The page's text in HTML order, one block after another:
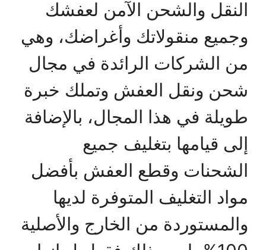
النقل والشحن الآمن لعفشك
وجميع منقولاتك وأغراضك، وهي
من الشركات الرائدة في مجال
شحن ونقل العفش وتملك خبرة
طويلة في هذا المجال، بالإضافة
إلى قيامها بتغليف جميع
الشحنات وقطع العفش بأفضل
مواد التغليف المتوفرة لديها
والمستوردة من الخارج والأصلية